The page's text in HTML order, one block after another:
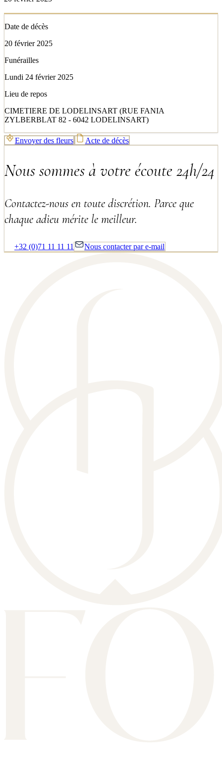
Date de décès
20 février 2025
Funérailles
Lundi 24 février 2025
Lieu de repos
CIMETIERE DE LODELINSART (RUE FANIA
ZYLBERBLAT 82 - 6042 LODELINSART)
Envoyer des fleurs Acte de décès
Nous sommes à votre écoute 24h/24
Contactez-nous en toute discrétion. Parce que
chaque adieu mérite le meilleur.
+32 (0)71 11 11 11 Nous contacter par e-mail